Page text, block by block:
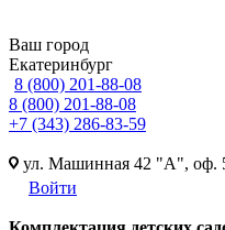
Ваш город
Екатеринбург
8 (800) 201-88-08
8 (800) 201-88-08
+7 (343) 286-83-59
ул. Машинная 42 "А", оф.
Войти